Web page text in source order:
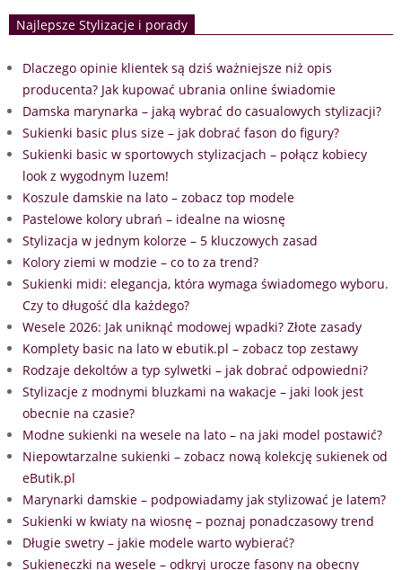
Najlepsze Stylizacje i porady
Dlaczego opinie klientek są dziś ważniejsze niż opis
producenta? Jak kupować ubrania online świadomie
Damska marynarka – jaką wybrać do casualowych stylizacji?
Sukienki basic plus size – jak dobrać fason do figury?
Sukienki basic w sportowych stylizacjach – połącz kobiecy
look z wygodnym luzem!
Koszule damskie na lato – zobacz top modele
Pastelowe kolory ubrań – idealne na wiosnę
Stylizacja w jednym kolorze – 5 kluczowych zasad
Kolory ziemi w modzie – co to za trend?
Sukienki midi: elegancja, która wymaga świadomego wyboru.
Czy to długość dla każdego?
Wesele 2026: Jak uniknąć modowej wpadki? Złote zasady
Komplety basic na lato w ebutik.pl – zobacz top zestawy
Rodzaje dekoltów a typ sylwetki – jak dobrać odpowiedni?
Stylizacje z modnymi bluzkami na wakacje – jaki look jest
obecnie na czasie?
Modne sukienki na wesele na lato – na jaki model postawić?
Niepowtarzalne sukienki – zobacz nową kolekcję sukienek od
eButik.pl
Marynarki damskie – podpowiadamy jak stylizować je latem?
Sukienki w kwiaty na wiosnę – poznaj ponadczasowy trend
Długie swetry – jakie modele warto wybierać?
Sukieneczki na wesele – odkryj urocze fasony na obecny